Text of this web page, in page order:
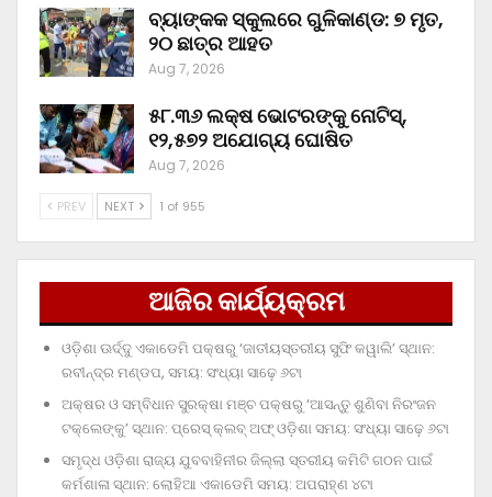
ବ୍ୟାଙ୍କକ ସ୍କୁଲରେ ଗୁଳିକାଣ୍ଡ: ୭ ମୃତ,
୨୦ ଛାତ୍ର ଆହତ
Aug 7, 2026
୫୮.୩୬ ଲକ୍ଷ ଭୋଟରଙ୍କୁ ନୋଟିସ୍‌,
୧୨,୫୭୨ ଅଯୋଗ୍ୟ ଘୋଷିତ
Aug 7, 2026
PREV NEXT 1 of 955
ଆଜିର କାର୍ଯ୍ୟକ୍ରମ
ଓଡ଼ିଶା ଊର୍ଦ୍ଦୁ ଏକାଡେମି ପକ୍ଷରୁ ‘ଜାତୀୟସ୍ତରୀୟ ସୁଫି କୱାଲି’ ସ୍ଥାନ:
ରବୀନ୍ଦ୍ର ମଣ୍ଡପ, ସମୟ: ସଂଧ୍ୟା ସାଢ଼େ ୬ଟା
ଅକ୍ଷର ଓ ସମ୍ବିଧାନ ସୁରକ୍ଷା ମଞ୍ଚ ପକ୍ଷରୁ ‘ଆସନ୍ତୁ ଶୁଣିବା ନିରଂଜନ
ଟକ୍‌ଲେଙ୍କୁ’ ସ୍ଥାନ: ପ୍ରେସ୍‌ କ୍ଲବ୍‌ ଅଫ୍‌ ଓଡ଼ିଶା ସମୟ: ସଂଧ୍ୟା ସାଢ଼େ ୬ଟା
ସମୃଦ୍ଧ ଓଡ଼ିଶା ରାଜ୍ୟ ଯୁବବାହିନୀର ଜିଲ୍ଲା ସ୍ତରୀୟ କମିଟି ଗଠନ ପାଇଁ
କର୍ମଶାଳା ସ୍ଥାନ: ଲୋହିଆ ଏକାଡେମି ସମୟ: ଅପରାହ୍‌ଣ ୪ଟା